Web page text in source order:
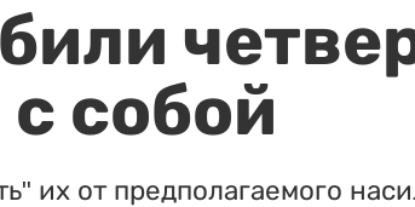
собой
их от предполагаемого